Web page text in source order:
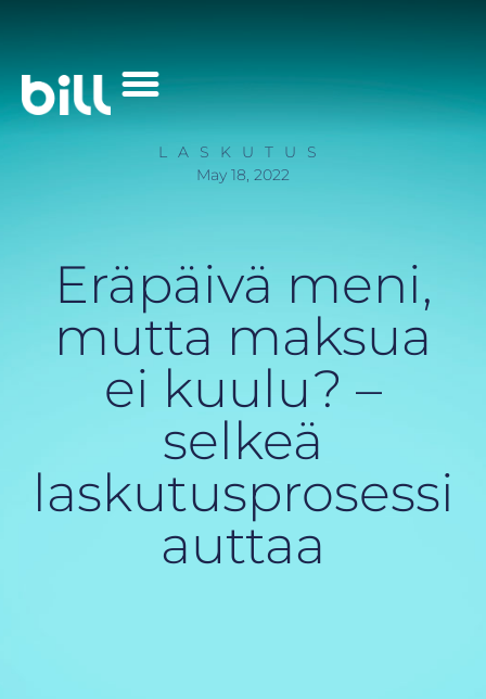
LASKUTUS
May 18, 2022
Eräpäivä meni,
mutta maksua
ei kuulu? –
selkeä
laskutusprosessi
auttaa